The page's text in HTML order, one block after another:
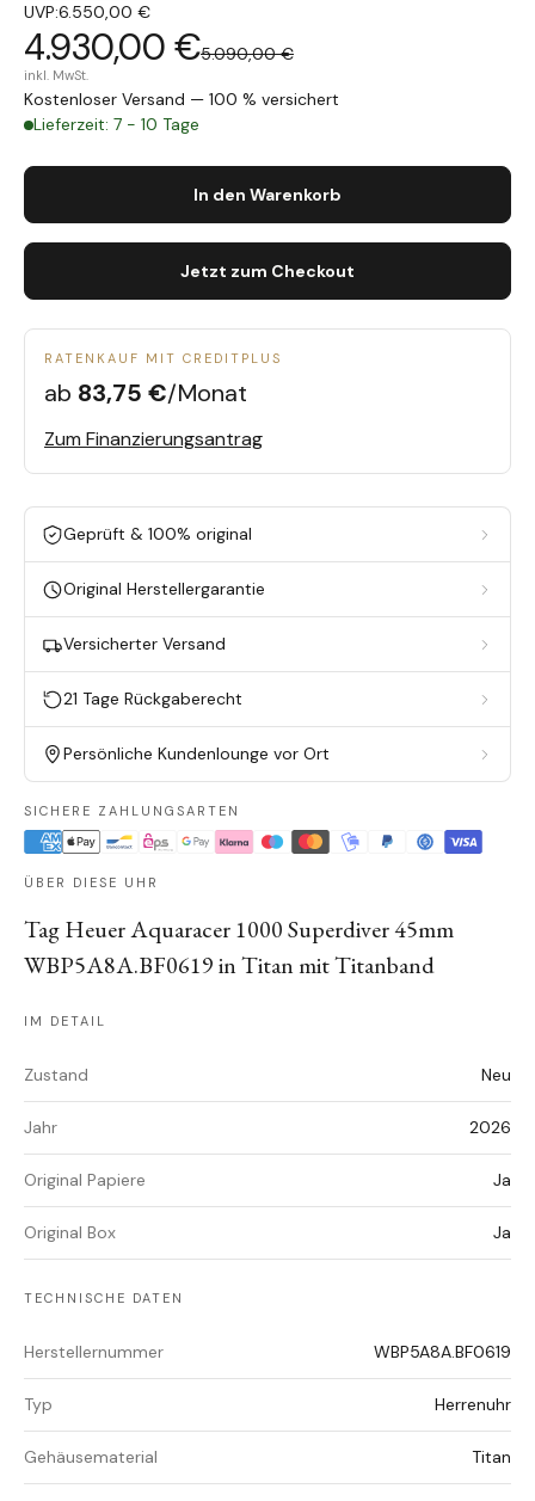
UVP:6.550,00 €
4.930,00 €5.090,00 €
inkl. MwSt.
Kostenloser Versand — 100 % versichert
Lieferzeit: 7 - 10 Tage
In den Warenkorb
Jetzt zum Checkout
RATENKAUF MIT CREDITPLUS
ab 83,75 €/Monat
Zum Finanzierungsantrag
Geprüft & 100% original
Original Herstellergarantie
Versicherter Versand
21 Tage Rückgaberecht
Persönliche Kundenlounge vor Ort
SICHERE ZAHLUNGSARTEN
ÜBER DIESE UHR
Tag Heuer Aquaracer 1000 Superdiver 45mm
WBP5A8A.BF0619 in Titan mit Titanband
IM DETAIL
Zustand Neu
Jahr 2026
Original Papiere Ja
Original Box Ja
TECHNISCHE DATEN
Herstellernummer WBP5A8A.BF0619
Typ Herrenuhr
Gehäusematerial Titan